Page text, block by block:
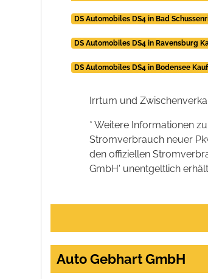
DS Automobiles DS4 in Bad
DS Automobiles DS4 in Ravensburg
DS Automobiles DS4 in Bodensee
Irrtum und
* Weitere Informationen
Stromverbrauch neuer
den offiziellen
GmbH' unentgeltlich
Auto Gebhart GmbH